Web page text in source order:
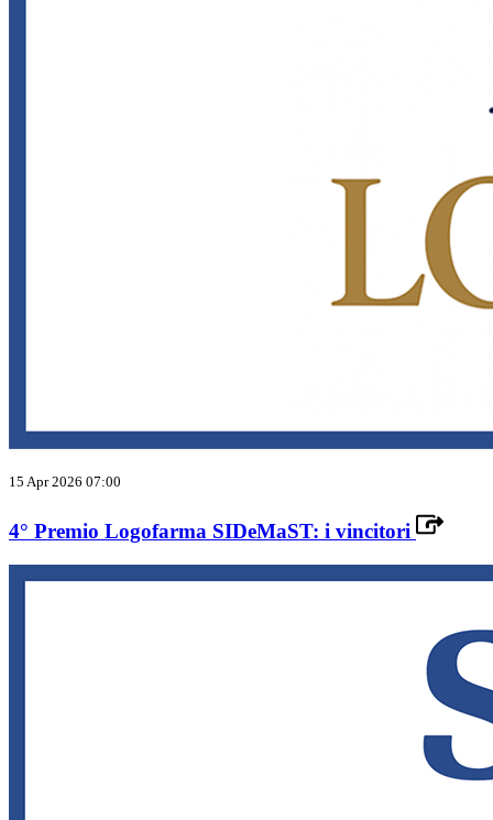
15 Apr 2026 07:00
4° Premio Logofarma SIDeMaST: i vincitori